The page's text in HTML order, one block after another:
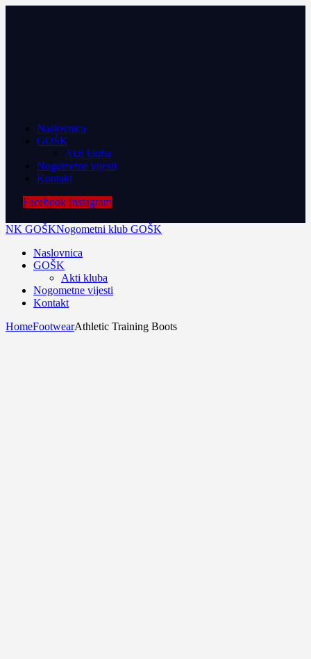
Naslovnica
GOŠK
Akti kluba
Nogometne vijesti
Kontakt
Facebook Instagram
NK GOŠKNogometni klub GOŠK
Naslovnica
GOŠK
Akti kluba
Nogometne vijesti
Kontakt
HomeFootwearAthletic Training Boots